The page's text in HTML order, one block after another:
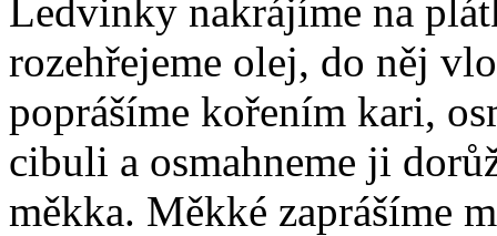
Ledvinky nakrájíme na
rozehřejeme olej, do něj
poprášíme kořením kari,
cibuli a osmahneme ji
měkka. Měkké zaprášíme